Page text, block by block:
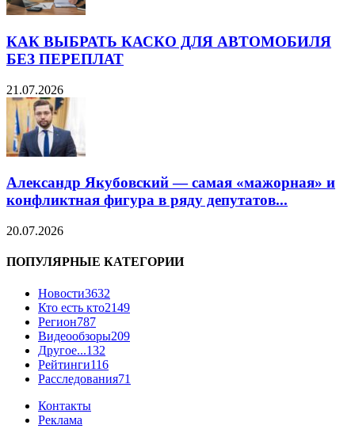
КАК ВЫБРАТЬ КАСКО ДЛЯ АВТОМОБИЛЯ
БЕЗ ПЕРЕПЛАТ
21.07.2026
Александр Якубовский — самая «мажорная» и
конфликтная фигура в ряду депутатов...
20.07.2026
ПОПУЛЯРНЫЕ КАТЕГОРИИ
Новости3632
Кто есть кто2149
Регион787
Видеообзоры209
Другое...132
Рейтинги116
Расследования71
Контакты
Реклама